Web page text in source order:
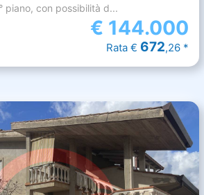
piano, con possibilità d...
€ 144.000
Rata € 672,26 *